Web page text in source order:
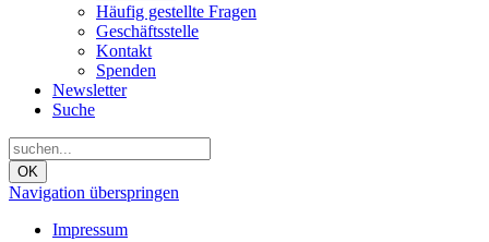
Häufig gestellte Fragen
Geschäftsstelle
Kontakt
Spenden
Newsletter
Suche
OK
Navigation überspringen
Impressum